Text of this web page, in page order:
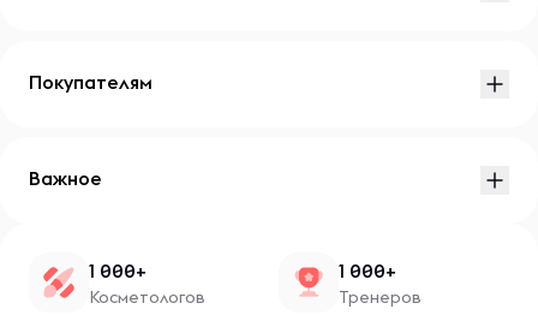
Покупателям
Важное
1 000+
Косметологов
1 000+
Тренеров